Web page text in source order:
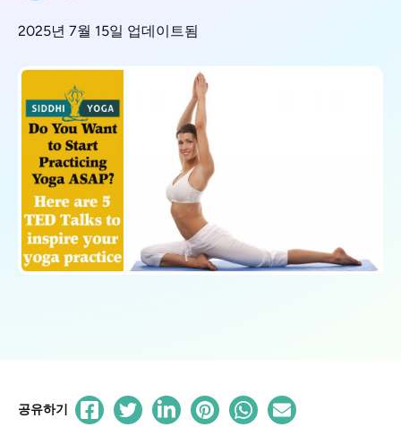
2025년 7월 15일 업데이트됨
공유하기